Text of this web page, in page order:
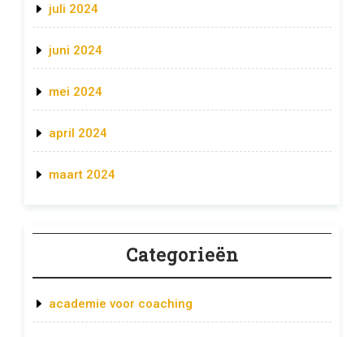
juli 2024
juni 2024
mei 2024
april 2024
maart 2024
Categorieën
academie voor coaching